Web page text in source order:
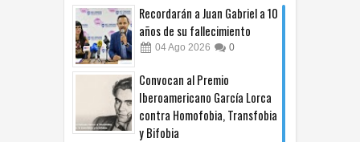
Recordarán a Juan Gabriel a 10
años de su fallecimiento
04Ago 2026 0
Convocan al Premio
Iberoamericano García Lorca
contra Homofobia, Transfobia
y Bifobia